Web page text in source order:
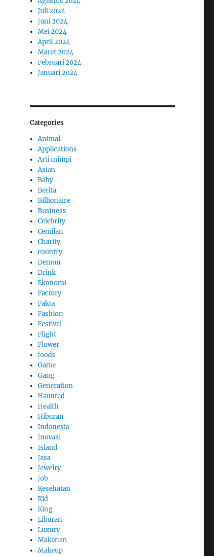
Juli 2024
Juni 2024
Mei 2024
April 2024
Maret 2024
Februari 2024
Januari 2024
Categories
Animal
Applications
Arti mimpi
Asian
Baby
Berita
Billionaire
Business
Celebrity
Cemilan
Charity
country
Demon
Drink
Ekonomi
Factory
Fakta
Fashion
Festival
Flight
Flower
foods
Game
Gang
Generation
Haunted
Health
Hiburan
Indonesia
Inovasi
Island
Jasa
Jewelry
Job
Kesehatan
Kid
King
Liburan
Luxury
Makanan
Makeup